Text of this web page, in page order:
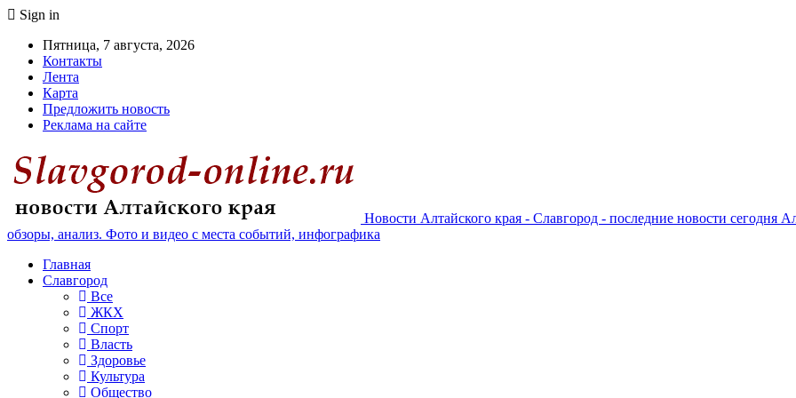
Sign in
Пятница, 7 августа, 2026
Контакты
Лента
Карта
Предложить новость
Реклама на сайте
Новости Алтайского края - Славгород - последние новости сегодня
обзоры, анализ. Фото и видео с места событий, инфографика
Главная
Славгород
Все
ЖКХ
Спорт
Власть
Здоровье
Культура
Общество